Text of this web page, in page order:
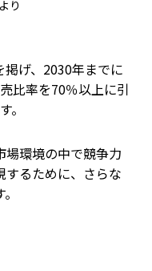
り
掲げ、2030年までに
比率を70％以上に引
。
場環境の中で競争力
するために、さらな